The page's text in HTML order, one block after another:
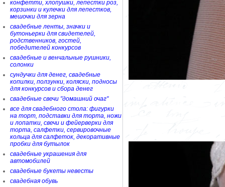
конфетти, хлопушки, лепестки роз,
корзинки и кулечки для лепестков,
мешочки для зерна
свадебные ленты, значки и
бутоньерки для свидетелей,
родственников, гостей,
победителей конкурсов
свадебные и венчальные рушники,
солонки
сундучки для денег, свадебные
копилки, ползунки, коляски, подносы
для конкурсов и сбора денег
свадебные свечи "домашний очаг"
все для свадебного стола: фигурки
на торт, подставки для торта, ножи
и лопатки, свечи и фейерверки для
торта, салфетки, сервировочные
кольца для салфеток, декоративные
пробки для бутылок
свадебные украшения для
автомобилей
свадебные букеты невесты
свадебная обувь